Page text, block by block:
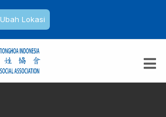
Ubah Lokasi